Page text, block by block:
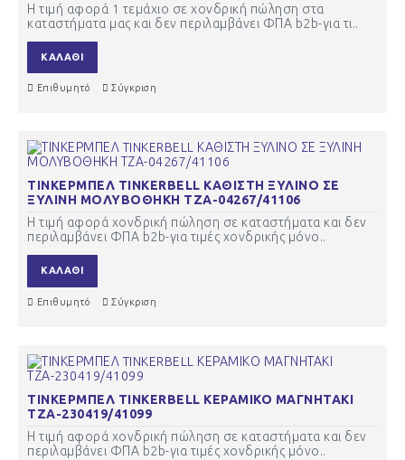
Η τιμή αφορά 1 τεμάχιο σε χονδρική πώληση στα
καταστήματα μας και δεν περιλαμβάνει ΦΠΑ b2b-για τι..
ΚΑΛΆΘΙ
Επιθυμητό Σύγκριση
ΤΙΝΚΕΡΜΠΕΛ TINKERBELL ΚΑΘΙΣΤΗ ΞΥΛΙΝΟ ΣΕ
ΞΥΛΙΝΗ ΜΟΛΥΒΟΘΗΚΗ ΤΖΑ-04267/41106
Η τιμή αφορά χονδρική πώληση σε καταστήματα και δεν
περιλαμβάνει ΦΠΑ b2b-για τιμές χονδρικής μόνο..
ΚΑΛΆΘΙ
Επιθυμητό Σύγκριση
ΤΙΝΚΕΡΜΠΕΛ TINKERBELL ΚΕΡΑΜΙΚΟ ΜΑΓΝΗΤΑΚΙ
ΤΖΑ-230419/41099
Η τιμή αφορά χονδρική πώληση σε καταστήματα και δεν
περιλαμβάνει ΦΠΑ b2b-για τιμές χονδρικής μόνο..